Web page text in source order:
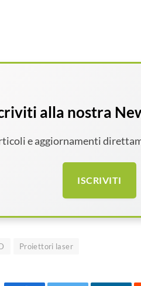
alla nostra
e aggiornamenti
ISCRIVITI
Proiettori laser